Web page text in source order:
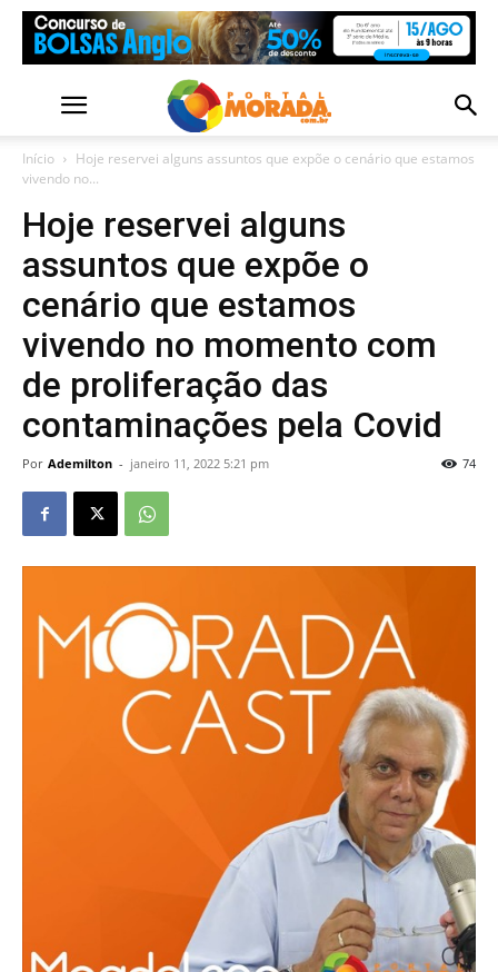
Início
Hoje reservei alguns assuntos que expõe o cenário que estamos
vivendo no...
Hoje reservei alguns
assuntos que expõe o
cenário que estamos
vivendo no momento com
de proliferação das
contaminações pela Covid
Por Ademilton - janeiro 11, 2022 5:21 pm 74